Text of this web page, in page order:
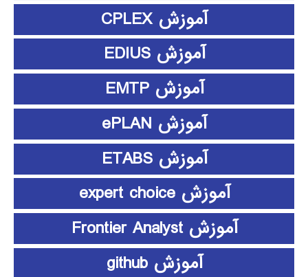
آموزش CPLEX
آموزش EDIUS
آموزش EMTP
آموزش ePLAN
آموزش ETABS
آموزش expert choice
آموزش Frontier Analyst
آموزش github